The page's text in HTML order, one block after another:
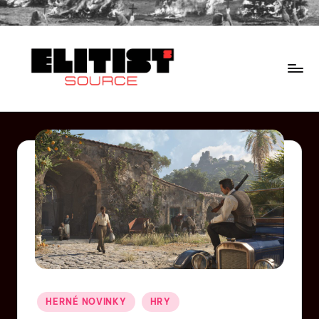
HERNÉ NOVINKY HRY